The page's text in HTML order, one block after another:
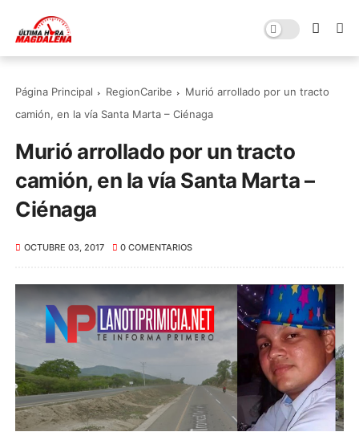
Página Principal RegionCaribe
Murió arrollado por un tracto
camión, en la vía Santa Marta – Ciénaga
Murió arrollado por un tracto
camión, en la vía Santa Marta –
Ciénaga
OCTUBRE 03, 2017 0 COMENTARIOS